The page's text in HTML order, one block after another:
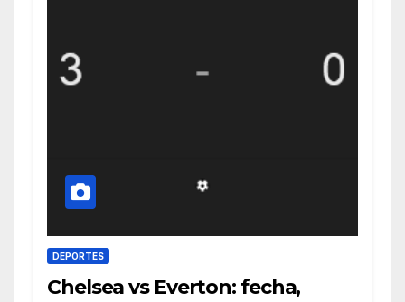
DEPORTES
Chelsea vs Everton: fecha,